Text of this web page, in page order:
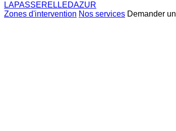
LAPASSERELLEDAZUR
Zones d'intervention Nos services Demander